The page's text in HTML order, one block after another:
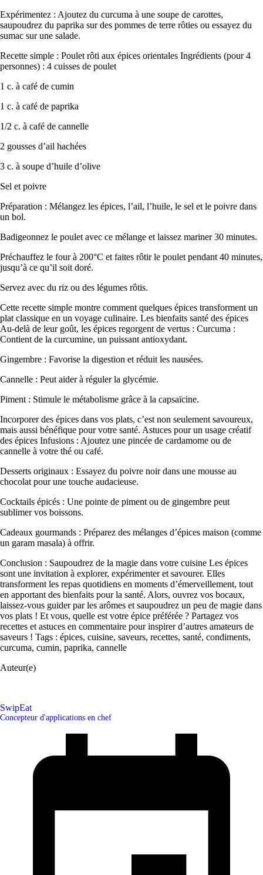
Expérimentez : Ajoutez du curcuma à une soupe de carottes,
saupoudrez du paprika sur des pommes de terre rôties ou essayez du
sumac sur une salade.
Recette simple : Poulet rôti aux épices orientales Ingrédients (pour 4
personnes) : 4 cuisses de poulet
1 c. à café de cumin
1 c. à café de paprika
1/2 c. à café de cannelle
2 gousses d’ail hachées
3 c. à soupe d’huile d’olive
Sel et poivre
Préparation : Mélangez les épices, l’ail, l’huile, le sel et le poivre dans
un bol.
Badigeonnez le poulet avec ce mélange et laissez mariner 30 minutes.
Préchauffez le four à 200°C et faites rôtir le poulet pendant 40 minutes,
jusqu’à ce qu’il soit doré.
Servez avec du riz ou des légumes rôtis.
Cette recette simple montre comment quelques épices transforment un
plat classique en un voyage culinaire. Les bienfaits santé des épices
Au-delà de leur goût, les épices regorgent de vertus : Curcuma :
Contient de la curcumine, un puissant antioxydant.
Gingembre : Favorise la digestion et réduit les nausées.
Cannelle : Peut aider à réguler la glycémie.
Piment : Stimule le métabolisme grâce à la capsaïcine.
Incorporer des épices dans vos plats, c’est non seulement savoureux,
mais aussi bénéfique pour votre santé. Astuces pour un usage créatif
des épices Infusions : Ajoutez une pincée de cardamome ou de
cannelle à votre thé ou café.
Desserts originaux : Essayez du poivre noir dans une mousse au
chocolat pour une touche audacieuse.
Cocktails épicés : Une pointe de piment ou de gingembre peut
sublimer vos boissons.
Cadeaux gourmands : Préparez des mélanges d’épices maison (comme
un garam masala) à offrir.
Conclusion : Saupoudrez de la magie dans votre cuisine Les épices
sont une invitation à explorer, expérimenter et savourer. Elles
transforment les repas quotidiens en moments d’émerveillement, tout
en apportant des bienfaits pour la santé. Alors, ouvrez vos bocaux,
laissez-vous guider par les arômes et saupoudrez un peu de magie dans
vos plats ! Et vous, quelle est votre épice préférée ? Partagez vos
recettes et astuces en commentaire pour inspirer d’autres amateurs de
saveurs ! Tags : épices, cuisine, saveurs, recettes, santé, condiments,
curcuma, cumin, paprika, cannelle
Auteur(e)
SwipEat
Concepteur d'applications en chef